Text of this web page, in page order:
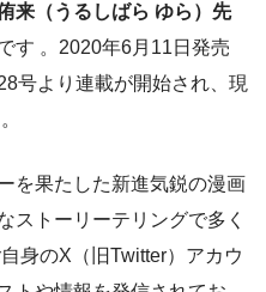
来（うるしばら ゆら）先
す 。2020年6月11日発売
号より連載が開始され、現
を果たした新進気鋭の漫画
ストーリーテリングで多く
身のX（旧Twitter）アカウ